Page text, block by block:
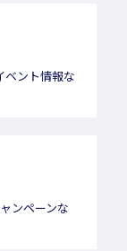
ベント情報な
ンペーンな